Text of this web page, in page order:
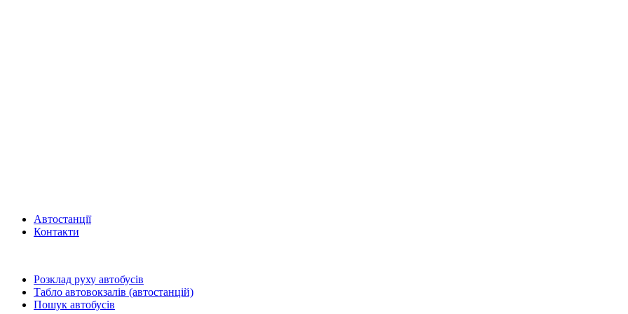
Автостанції
Контакти
Розклад руху автобусів
Табло автовокзалів (автостанцій)
Пошук автобусів